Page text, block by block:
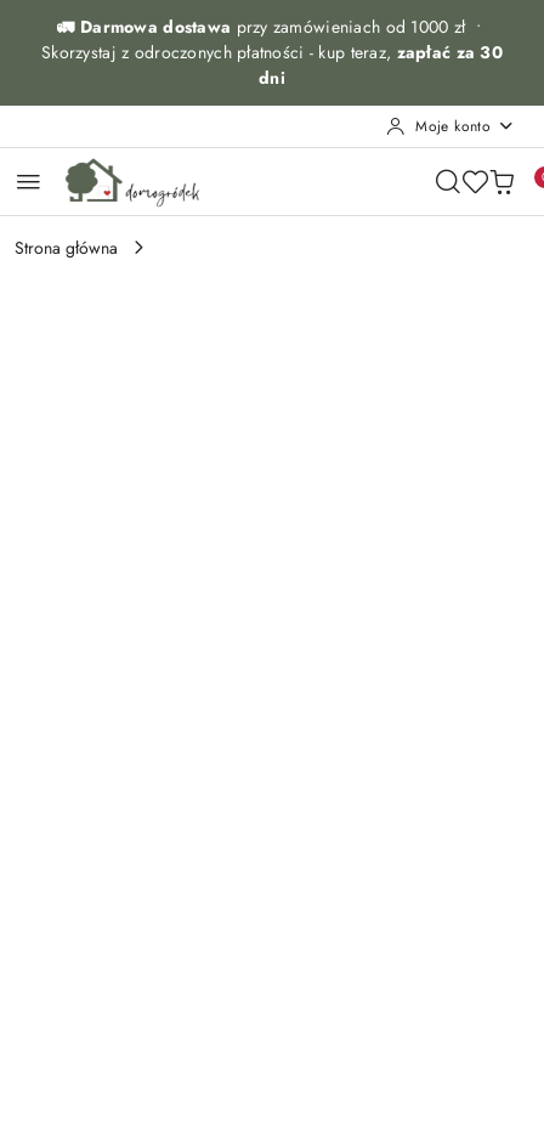
Przejdź do treści głównej
Przejdź do wyszukiwarki
Przejdź do moje konto
Przejdź do menu głównego
Przejdź do opisu produktu
Przejdź do stopki
🚛 Darmowa dostawa przy zamówieniach od 1000 zł •
Skorzystaj z odroczonych płatności - kup teraz, zapłać za 30
dni
Moje konto
Strona główna